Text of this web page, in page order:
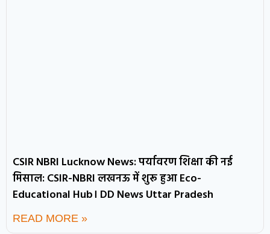
CSIR NBRI Lucknow News: पर्यावरण शिक्षा की नई
मिसाल: CSIR-NBRI लखनऊ में शुरू हुआ Eco-
Educational Hub। DD News Uttar Pradesh
READ MORE »